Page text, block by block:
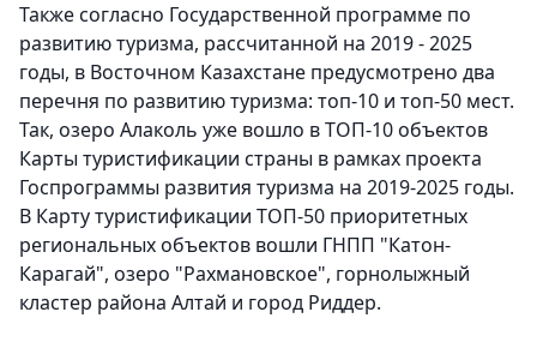
Также согласно Государственной программе по
развитию туризма, рассчитанной на 2019 - 2025
годы, в Восточном Казахстане предусмотрено два
перечня по развитию туризма: топ-10 и топ-50 мест.
Так, озеро Алаколь уже вошло в ТОП-10 объектов
Карты туристификации страны в рамках проекта
Госпрограммы развития туризма на 2019-2025 годы.
В Карту туристификации ТОП-50 приоритетных
региональных объектов вошли ГНПП "Катон-
Карагай", озеро "Рахмановское", горнолыжный
кластер района Алтай и город Риддер.